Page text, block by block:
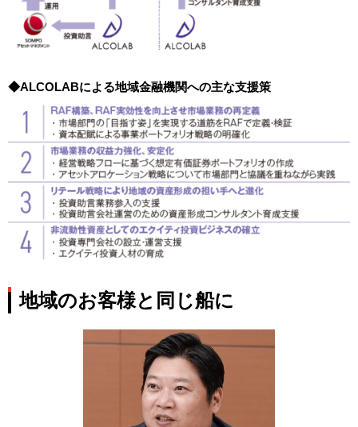
◆ALCOLABによる地域金融機関への主な支援策
地域のお客様と同じ船に